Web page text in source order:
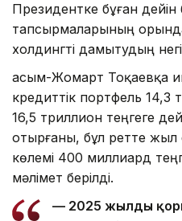
Президентке бұған дейін
тапсырмаларының
холдингті дамытудың
Қасым-Жомарт Тоқаевқа
кредиттік портфель 14,3
16,5 триллион теңгеге
отырғаны, бұл ретте жыл
көлемі 400 миллиард
мәлімет берілді.
— 2025 жылдың